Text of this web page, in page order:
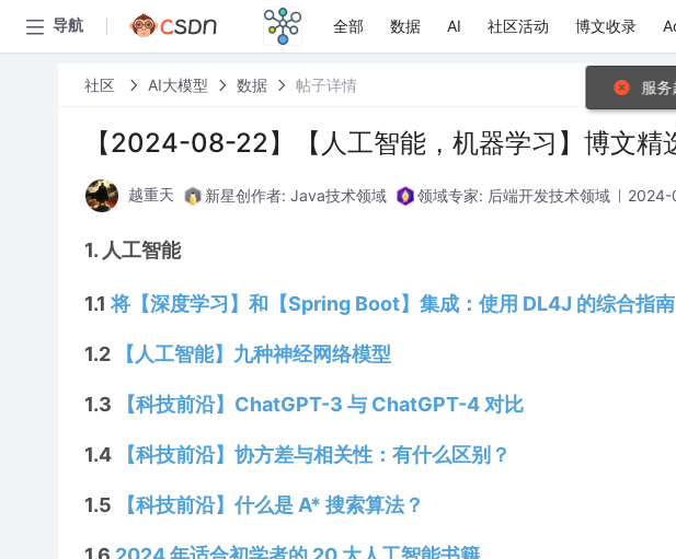
导航 全部 数据 AI 社区活动 博文收录
社区 AI大模型 数据 帖子详情
【2024-08-22】【人工智能，机器学习】博文精
越重天 新星创作者: Java技术领域 领域专家: 后端开发技术领域 2024-
1. 人工智能
1.1 将【深度学习】和【Spring Boot】集成：使用 DL4J 的综合指南
1.2 【人工智能】九种神经网络模型
1.3 【科技前沿】ChatGPT-3 与 ChatGPT-4 对比
1.4 【科技前沿】协方差与相关性：有什么区别？
1.5 【科技前沿】什么是 A* 搜索算法？
服